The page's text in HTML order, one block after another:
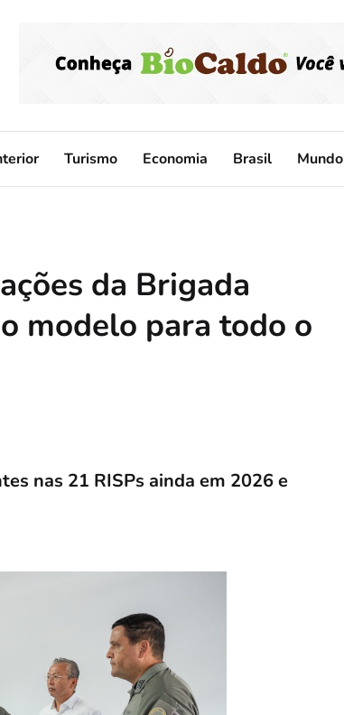
Turismo Economia Brasil Mundo
da Brigada
modelo para todo o
nas 21 RISPs ainda em 2026 e